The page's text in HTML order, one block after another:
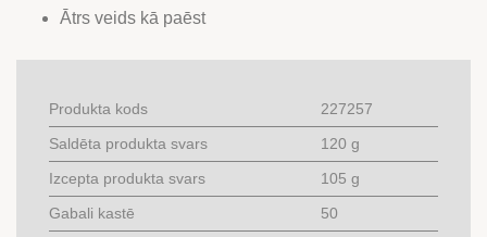
Ātrs veids kā paēst
Produkta kods
227257
Saldēta produkta svars
120 g
Izcepta produkta svars
105 g
Gabali kastē
50